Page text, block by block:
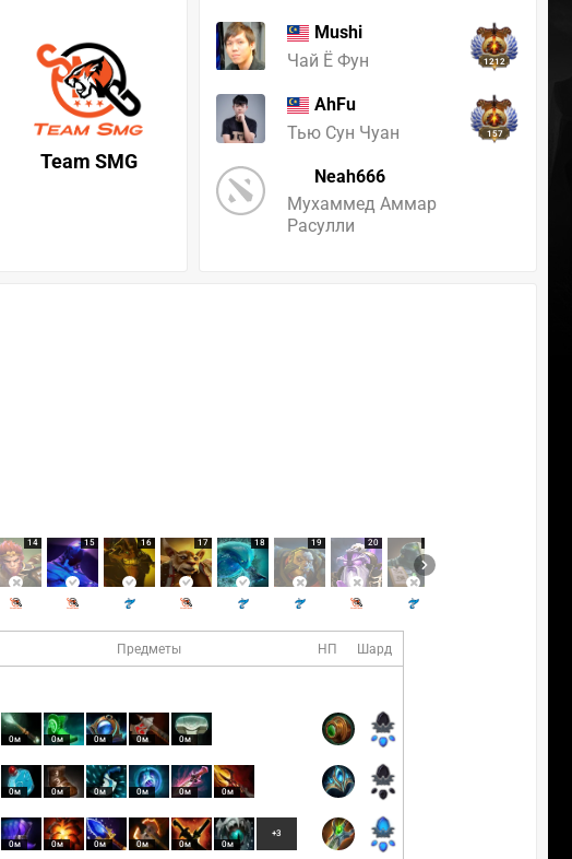
Mushi
Чай Ё Фун
1212
AhFu
Тью Сун Чуан
157
Neah666
Мухаммед Аммар
Расулли
Team SMG
14 15 16 17 18 19 20
Предметы НП Шард
0м 0м 0м 0м 0м
0м 0м 0м 0м 0м 0м
0м 0м 0м 0м 0м 0м
+3